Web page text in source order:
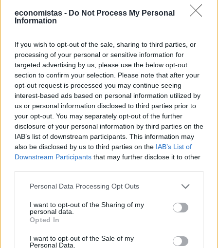
economistas - Do Not Process My Personal
Information
If you wish to opt-out of the sale, sharing to third parties, or
processing of your personal or sensitive information for
targeted advertising by us, please use the below opt-out
section to confirm your selection. Please note that after your
opt-out request is processed you may continue seeing
interest-based ads based on personal information utilized by
us or personal information disclosed to third parties prior to
your opt-out. You may separately opt-out of the further
disclosure of your personal information by third parties on the
IAB’s list of downstream participants. This information may
also be disclosed by us to third parties on the IAB’s List of
Downstream Participants that may further disclose it to other
Personal Data Processing Opt Outs
I want to opt-out of the Sharing of my
personal data.
Opted In
I want to opt-out of the Sale of my
Personal Data.
Η Ελλάδα σήμερα ανταγωνίζεται χώρες όπως η
Ισπανία, η Πορτογαλία, η Κύπρος, η Βουλγαρία, η
επενδυτικών κεφαλαίων. Σύμφωνα με στοιχεία του
2023, η Ελλάδα κατέγραψε 7.752 αιτήσεις Golden Visa,
κατακτώντας την πρώτη θέση παγκοσμίως σε ζήτηση
για πρόγραμμα διαμονής μέσω επένδυσης.
Αντί λοιπόν να καταργήσουμε ένα εργαλείο που
συμβάλει στην αναζωογόνηση των πόλεών μας,
μπορούμε να το ενισχύσουμε, ώστε να εξυπηρετεί
ταυτόχρονα την ανάπτυξη και την κοινωνική συνοχή.
Η αντιμετώπιση της στεγαστικής κρίσης στους
Golden Visa δεν είναι το πρόβλημα.»
Ακολουθήστε το
μάθετε πρώτοι όλες τις ειδήσεις